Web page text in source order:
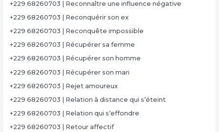
+229 68260703 | Reconnaître une influence négative
+229 68260703 | Reconquérir son ex
+229 68260703 | Reconquête impossible
+229 68260703 | Récupérer sa femme
+229 68260703 | Récupérer son homme
+229 68260703 | Récupérer son mari
+229 68260703 | Rejet amoureux
+229 68260703 | Relation à distance qui s’éteint
+229 68260703 | Relation qui s’effondre
+229 68260703 | Retour affectif